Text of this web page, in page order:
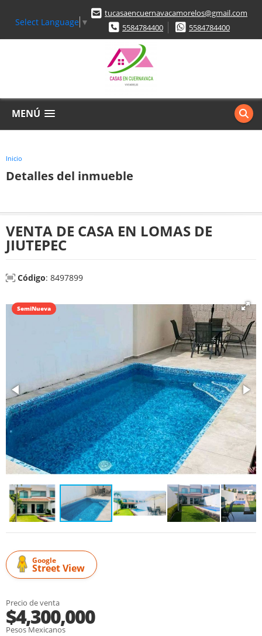
Select Language ▼
tucasaencuernavacamorelos@gmail.com
5584784400
5584784400
MENÚ
Inicio
Detalles del inmueble
VENTA DE CASA EN LOMAS DE
JIUTEPEC
Código: 8497899
SemiNueva
Google
Street View
Precio de venta
$4,300,000
Pesos Mexicanos